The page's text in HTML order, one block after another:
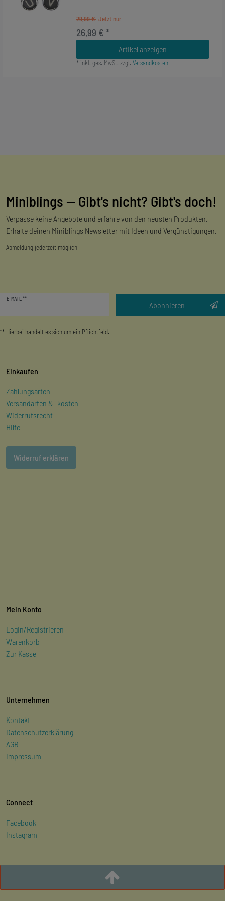
29,99 €
26,99 € *
Artikel anzeigen
* inkl. ges. MwSt. zzgl. Versandkosten
Miniblings — Gibt's nicht? Gibt's doch!
Verpasse keine Angebote und erfahre von den neusten Produkten.
Erhalte deinen Miniblings Newsletter mit Ideen und Vergünstigungen.
Abmeldung jederzeit möglich.
E-MAIL **
Abonnieren
** Hierbei handelt es sich um ein Pflichtfeld.
Einkaufen
Zahlungsarten
Versandarten & -kosten
Widerrufsrecht
Hilfe
Widerruf erklären
Mein Konto
Login/Registrieren
Warenkorb
Zur Kasse
Unternehmen
Kontakt
Datenschutzerklärung
AGB
Impressum
Connect
Facebook
Instagram